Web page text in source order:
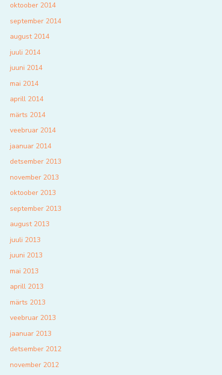
oktoober 2014
september 2014
august 2014
juuli 2014
juuni 2014
mai 2014
aprill 2014
märts 2014
veebruar 2014
jaanuar 2014
detsember 2013
november 2013
oktoober 2013
september 2013
august 2013
juuli 2013
juuni 2013
mai 2013
aprill 2013
märts 2013
veebruar 2013
jaanuar 2013
detsember 2012
november 2012